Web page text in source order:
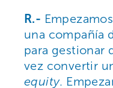
R.-
una compañía
para gestionar
vez convertir
equity.